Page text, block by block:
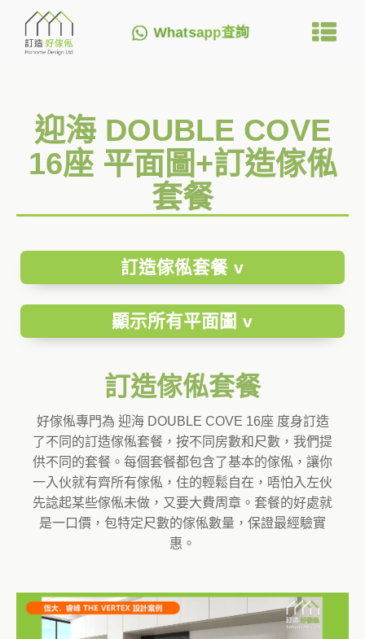
Whatsapp查詢
迎海 DOUBLE COVE
16座 平面圖+訂造傢俬
套餐
訂造傢俬套餐 v
顯示所有平面圖 v
訂造傢俬套餐
好傢俬專門為 迎海 DOUBLE COVE 16座 度身訂造
了不同的訂造傢俬套餐，按不同房數和尺數，我們提
供不同的套餐。每個套餐都包含了基本的傢俬，讓你
一入伙就有齊所有傢俬，住的輕鬆自在，唔怕入左伙
先諗起某些傢俬未做，又要大費周章。套餐的好處就
是一口價，包特定尺數的傢俬數量，保證最經驗實
惠。